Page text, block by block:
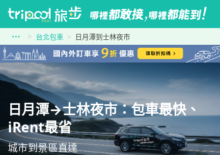
台北包車 日月潭到士林夜市
日月潭→士林夜市：包車最快、
iRent最省
城市到景區直達